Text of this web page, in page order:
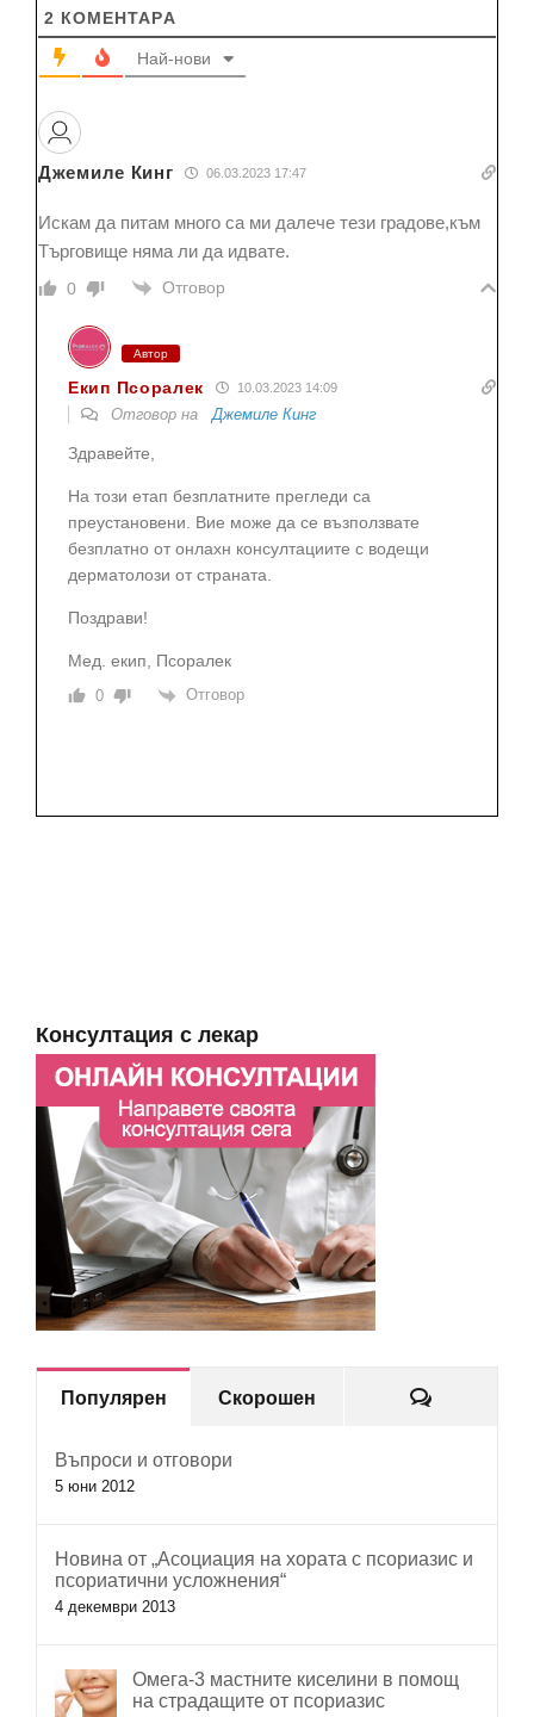
2 КОМЕНТАРA
Най-нови
Джемиле Кинг 06.03.2023 17:47
Искам да питам много са ми далече тези градове,към
Търговище няма ли да идвате.
0 Отговор
Автор
Екип Псоралек 10.03.2023 14:09
Отговор наДжемиле Кинг
Здравейте,
На този етап безплатните прегледи са
преустановени. Вие може да се възползвате
безплатно от онлахн консултациите с водещи
дерматолози от страната.
Поздрави!
Мед. екип, Псоралек
0 Отговор
Консултация с лекар
Популярен Скорошен Коментари
Въпроси и отговори
5 юни 2012
Новина от „Асоциация на хората с псориазис и
псориатични усложнения“
4 декември 2013
Омега-3 мастните киселини в помощ
на страдащите от псориазис